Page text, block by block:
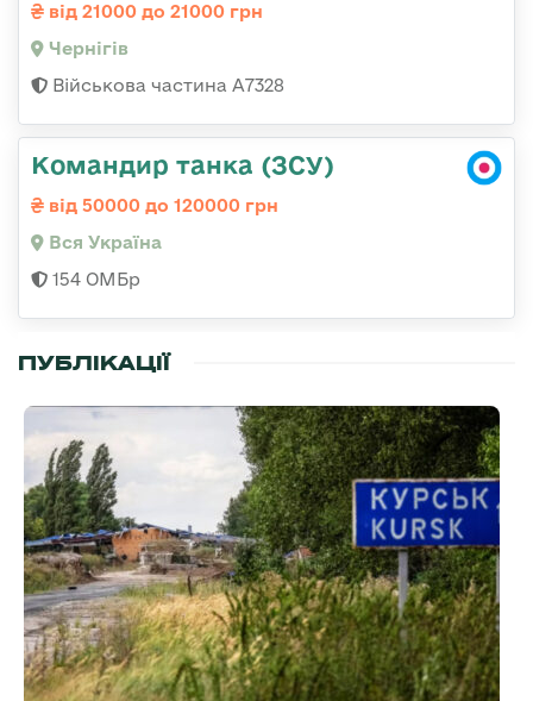
від 21000 до 21000 грн
Чернігів
Військова частина А7328
Командир танка (ЗСУ)
від 50000 до 120000 грн
Вся Україна
154 ОМБр
ПУБЛІКАЦІЇ